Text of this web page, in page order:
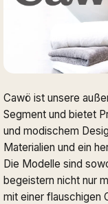
Cawö ist unsere
Segment und bietet
und modischem
Materialien und ein
Die Modelle sind
begeistern nicht nur
mit einer flauschigen